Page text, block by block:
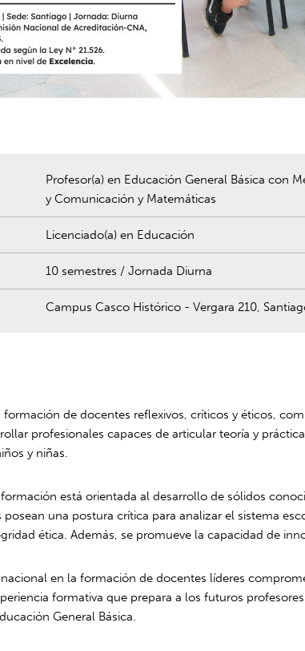
Profesor(a) en Educación General Básica con
y Comunicación y Matemáticas
Licenciado(a) en Educación
10 semestres / Jornada Diurna
Campus Casco Histórico - Vergara 210,
de docentes reflexivos, críticos y éticos,
profesionales capaces de articular teoría y
y niñas.
está orientada al desarrollo de sólidos
una postura crítica para analizar el sistema
ética. Además, se promueve la capacidad de
en la formación de docentes líderes
formativa que prepara a los futuros
General Básica.